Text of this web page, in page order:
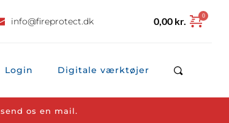
info@fireprotect.dk 0,00 kr.
Login Digitale værktøjer
send os en mail.